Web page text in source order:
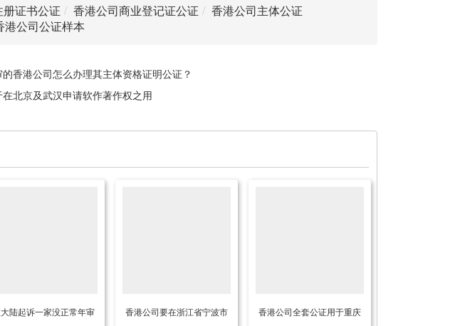
证书公证 香港公司商业登记证公证
香港公司主体公证
港公司公证样本
香港公司怎么办理其主体资格证明公证？
北京及武汉申请软作著作权之用
陆起诉一家没正常年审
香港公司要在浙江省宁波市
香港公司全套公证用于重庆